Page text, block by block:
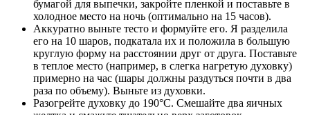
бумагой для выпечки, закройте пленкой и поставьте в
холодное место на ночь (оптимально на 15 часов).
Аккуратно выньте тесто и формуйте его. Я разделила
его на 10 шаров, подкатала их и положила в большую
круглую форму на расстоянии друг от друга. Поставьте
в теплое место (например, в слегка нагретую духовку)
примерно на час (шары должны раздуться почти в два
раза по объему). Выньте из духовки.
Разогрейте духовку до 190°C. Смешайте два яичных